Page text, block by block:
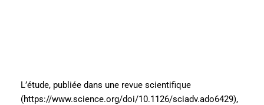
L’étude, publiée dans une revue scientifique
(https://www.science.org/doi/10.1126/sciadv.ado6429),